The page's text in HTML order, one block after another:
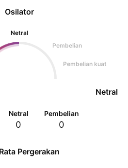
Osilator
Netral
Pembelian
Pembelian kuat
Netral
Netral
0
Pembelian
0
Pergerakan